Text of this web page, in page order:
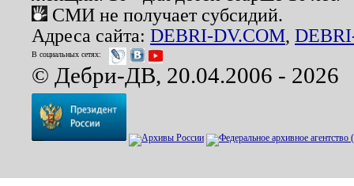
СМИ не получает субсидий.
Адреса сайта: DEBRI-DV.COM,
В социальных сетях:
© Дебри-ДВ, 20.04.2006 - 2026